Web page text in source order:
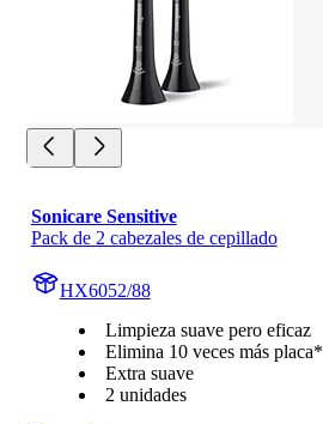
Sonicare Sensitive
Pack de 2 cabezales de cepillado
HX6052/88
Limpieza suave pero eficaz
Elimina 10 veces más placa*
Extra suave
2 unidades